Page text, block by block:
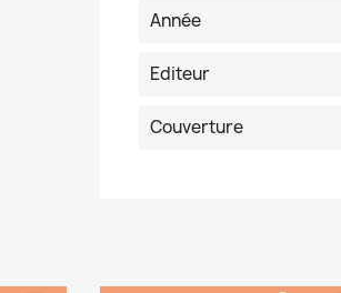
Année
Editeur
Couverture